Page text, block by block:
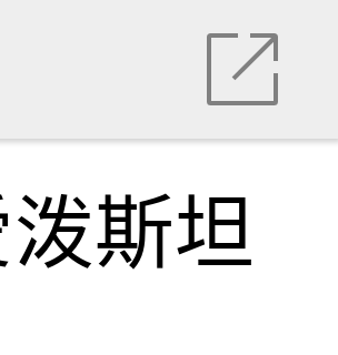
斯坦